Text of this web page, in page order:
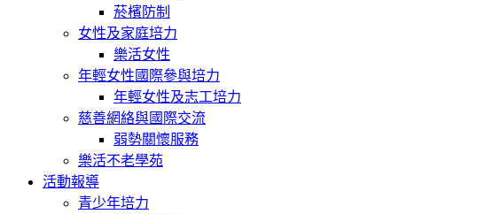
菸檳防制
女性及家庭培力
樂活女性
年輕女性國際參與培力
年輕女性及志工培力
慈善網絡與國際交流
弱勢關懷服務
樂活不老學苑
活動報導
青少年培力